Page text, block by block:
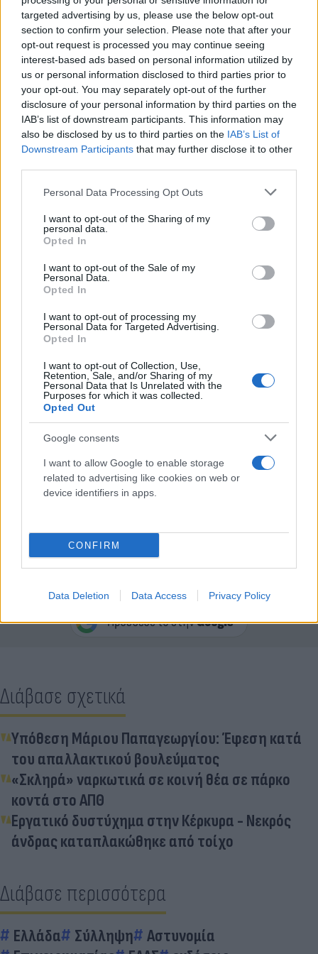
targeted advertising by us, please use the below opt-out
section to confirm your selection. Please note that after your
opt-out request is processed you may continue seeing
interest-based ads based on personal information utilized by
us or personal information disclosed to third parties prior to
your opt-out. You may separately opt-out of the further
disclosure of your personal information by third parties on the
IAB’s list of downstream participants. This information may
also be disclosed by us to third parties on the IAB’s List of
Downstream Participants that may further disclose it to other
Please note that this website/app uses one or more Google
not limited to your visit or usage behaviour. You may click to
grant or deny consent to Google and its third-party tags to
use your data for below specified purposes in below Google
consent section.
Personal Data Processing Opt Outs
I want to opt-out of the Sharing of my
personal data.
Opted In
I want to opt-out of the Sale of my
Personal Data.
Opted In
I want to opt-out of processing my
Personal Data for Targeted Advertising.
Opted In
I want to opt-out of Collection, Use,
Retention, Sale, and/or Sharing of my
Personal Data that Is Unrelated with the
Purposes for which it was collected.
Opted Out
Google consents
I want to allow Google to enable storage
related to advertising like cookies on web or
device identifiers in apps.
CONFIRM
Data Deletion Data Access Privacy Policy
καθώς και τις προβλεπόμενες εργοδοτικές
εισφορές των εργαζομένων.
Η 64χρονη φυγόποινη, πρωινές ώρες της Τρίτης
24/10/2023, θα οδηγηθεί στην Εισαγγελία
Πρωτοδικών Αθηνών.
Flash.grστην αναζήτηση τηςGoogle
Διάβασε σχετικά
Υπόθεση Μάριου Παπαγεωργίου: Έφεση κατά
του απαλλακτικού βουλεύματος
«Σκληρά» ναρκωτικά σε κοινή θέα σε πάρκο
κοντά στο ΑΠΘ
Εργατικό δυστύχημα στην Κέρκυρα - Νεκρός
άνδρας καταπλακώθηκε από τοίχο
Διάβασε περισσότερα
Ελλάδα Σύλληψη
Αστυνομία